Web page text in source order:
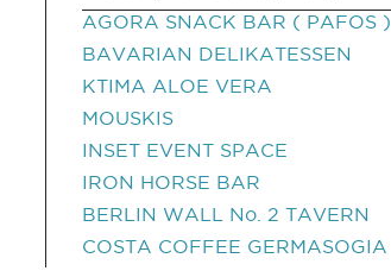
AGORA SNACK BAR ( PAFOS )
BAVARIAN DELIKATESSEN
KTIMA ALOE VERA
MOUSKIS
INSET EVENT SPACE
IRON HORSE BAR
BERLIN WALL No. 2 TAVERN
COSTA COFFEE GERMASOGIA